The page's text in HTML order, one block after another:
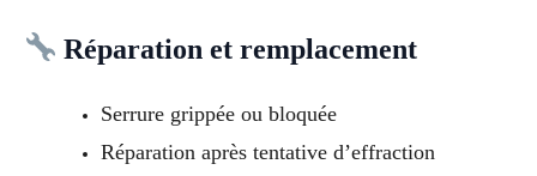
Réparation et remplacement
Serrure grippée ou bloquée
Réparation après tentative d’effraction